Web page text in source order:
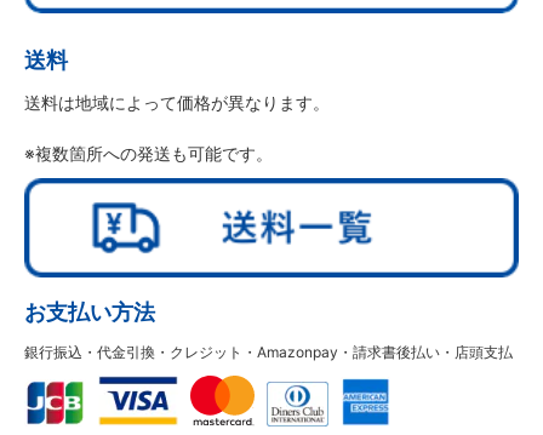
送料
送料は地域によって価格が異なります。
※複数箇所への発送も可能です。
お支払い方法
銀行振込・代金引換・クレジット・Amazonpay・請求書後払い・店頭支払